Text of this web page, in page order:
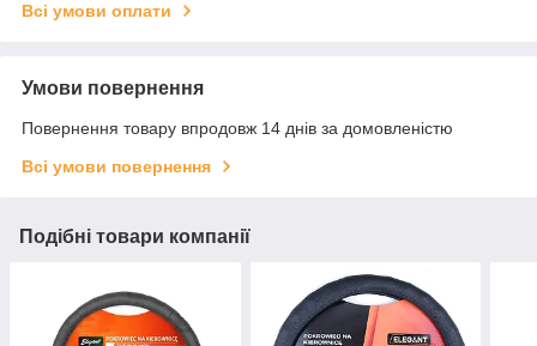
Всі умови оплати
Умови повернення
Повернення товару впродовж 14 днів за домовленістю
Всі умови повернення
Подібні товари компанії